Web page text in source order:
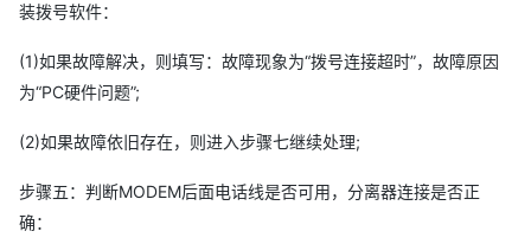
装拨号软件：
(1)如果故障解决，则填写：故障现象为“拨号连接超时”，故障原因
为“PC硬件问题”;
(2)如果故障依旧存在，则进入步骤七继续处理;
步骤五：判断MODEM后面电话线是否可用，分离器连接是否正
确：